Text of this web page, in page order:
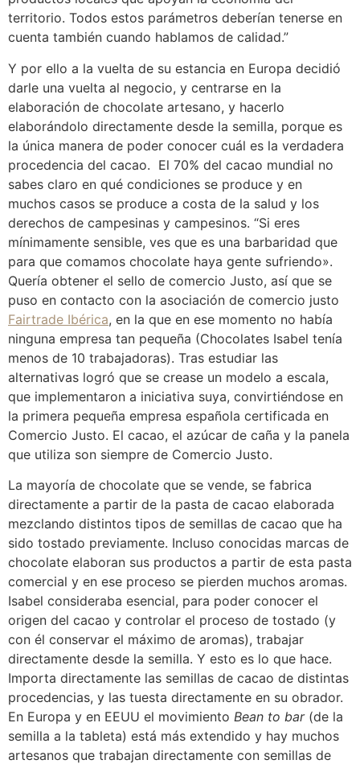
territorio. Todos estos parámetros deberían tenerse en
cuenta también cuando hablamos de calidad.”
Y por ello a la vuelta de su estancia en Europa decidió
darle una vuelta al negocio, y centrarse en la
elaboración de chocolate artesano, y hacerlo
elaborándolo directamente desde la semilla, porque es
la única manera de poder conocer cuál es la verdadera
procedencia del cacao. El 70% del cacao mundial no
sabes claro en qué condiciones se produce y en
muchos casos se produce a costa de la salud y los
derechos de campesinas y campesinos. “Si eres
mínimamente sensible, ves que es una barbaridad que
para que comamos chocolate haya gente sufriendo».
Quería obtener el sello de comercio Justo, así que se
puso en contacto con la asociación de comercio justo
Fairtrade Ibérica, en la que en ese momento no había
ninguna empresa tan pequeña (Chocolates Isabel tenía
menos de 10 trabajadoras). Tras estudiar las
alternativas logró que se crease un modelo a escala,
que implementaron a iniciativa suya, convirtiéndose en
la primera pequeña empresa española certificada en
Comercio Justo. El cacao, el azúcar de caña y la panela
que utiliza son siempre de Comercio Justo.
La mayoría de chocolate que se vende, se fabrica
directamente a partir de la pasta de cacao elaborada
mezclando distintos tipos de semillas de cacao que ha
sido tostado previamente. Incluso conocidas marcas de
chocolate elaboran sus productos a partir de esta pasta
comercial y en ese proceso se pierden muchos aromas.
Isabel consideraba esencial, para poder conocer el
origen del cacao y controlar el proceso de tostado (y
con él conservar el máximo de aromas), trabajar
directamente desde la semilla. Y esto es lo que hace.
Importa directamente las semillas de cacao de distintas
procedencias, y las tuesta directamente en su obrador.
En Europa y en EEUU el movimiento Bean to bar(de la
semilla a la tableta) está más extendido y hay muchos
artesanos que trabajan directamente con semillas de